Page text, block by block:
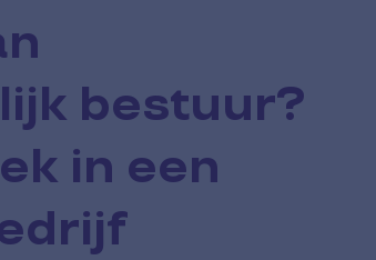
bestuur?
in een